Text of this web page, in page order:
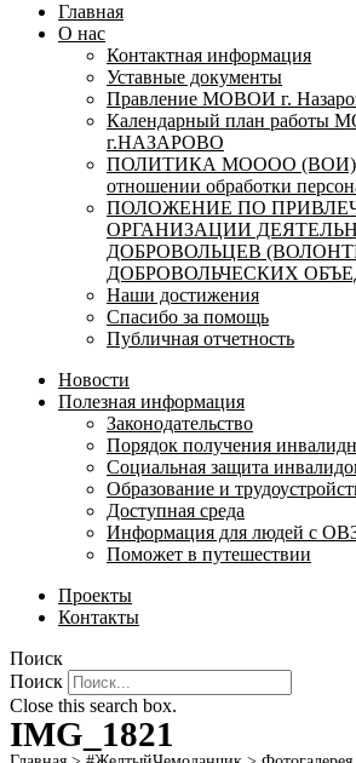
Главная
О нас
Контактная информация
Уставные документы
Правление МОВОИ г.
Календарный план работы
г.НАЗАРОВО
ПОЛИТИКА МОООО (ВОИ)
отношении обработки
ПОЛОЖЕНИЕ ПО
ОРГАНИЗАЦИИ
ДОБРОВОЛЬЦЕВ
ДОБРОВОЛЬЧЕСКИХ
Наши достижения
Спасибо за помощь
Публичная отчетность
Новости
Полезная информация
Законодательство
Порядок получения
Социальная защита
Образование и
Доступная среда
Информация для людей с
Поможет в путешествии
Проекты
Контакты
Поиск
Поиск
Close this search box.
IMG_1821